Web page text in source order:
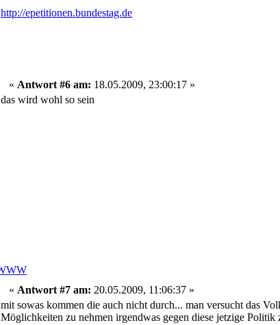
http://epetitionen.bundestag.de
« Antwort #6 am: 18.05.2009, 23:00:17 »
das wird wohl so sein
« Antwort #7 am: 20.05.2009, 11:06:37 »
mit sowas kommen die auch nicht durch... man versucht das
Möglichkeiten zu nehmen irgendwas gegen diese jetzige